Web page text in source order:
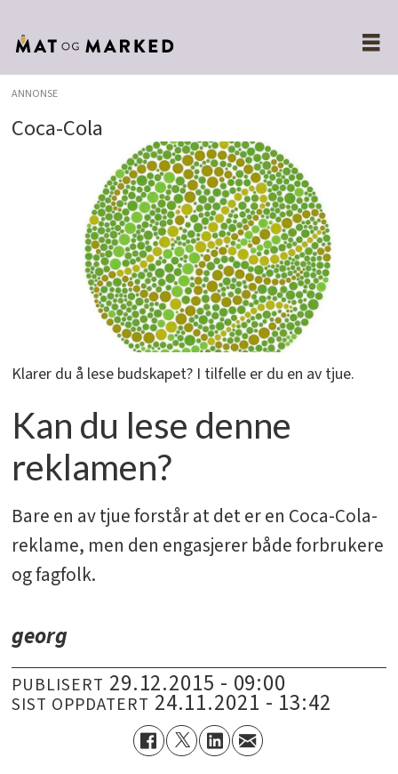
ANNONSE
Coca-Cola
Klarer du å lese budskapet? I tilfelle er du en av tjue.
Kan du lese denne
reklamen?
Bare en av tjue forstår at det er en Coca-Cola-
reklame, men den engasjerer både forbrukere
og fagfolk.
georg
PUBLISERT 29.12.2015 - 09:00
SIST OPPDATERT 24.11.2021 - 13:42